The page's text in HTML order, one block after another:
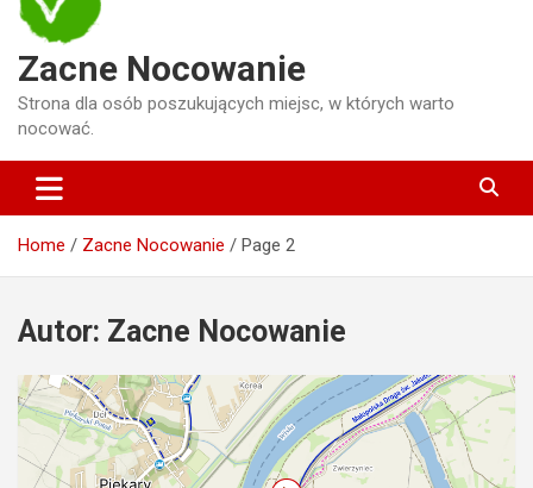
Zacne Nocowanie
Strona dla osób poszukujących miejsc, w których warto
nocować.
Home Zacne Nocowanie Page 2
Autor: Zacne Nocowanie